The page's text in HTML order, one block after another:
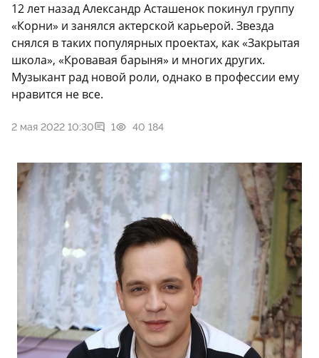
12 лет назад Александр Асташенок покинул группу
«Корни» и занялся актерской карьерой. Звезда
снялся в таких популярных проектах, как «Закрытая
школа», «Кровавая барыня» и многих других.
Музыкант рад новой роли, однако в профессии ему
нравится не все.
2 мая 2022 10:30 1 40 184